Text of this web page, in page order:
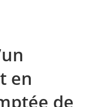
en
de